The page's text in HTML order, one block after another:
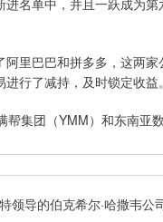
单中，并且一跃成为第
巴巴和拼多多，这两家
行了减持，及时锁定收益。
集团（YMM）和东南亚
导的伯克希尔·哈撒韦公